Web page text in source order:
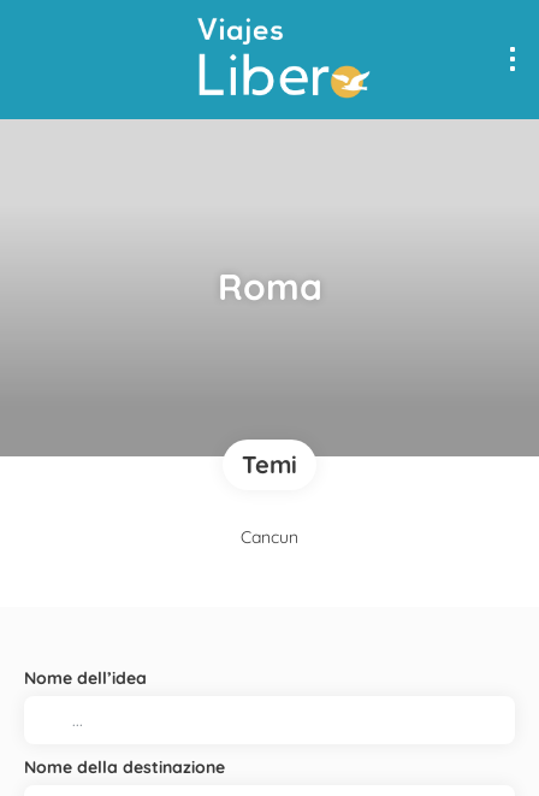
Roma
Temi
Cancun
Nome dell’idea
Nome della destinazione